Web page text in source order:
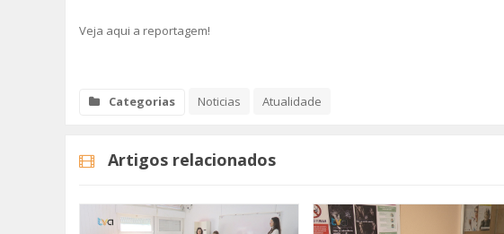
Veja aqui a reportagem!
Categorias Noticias Atualidade
Artigos relacionados